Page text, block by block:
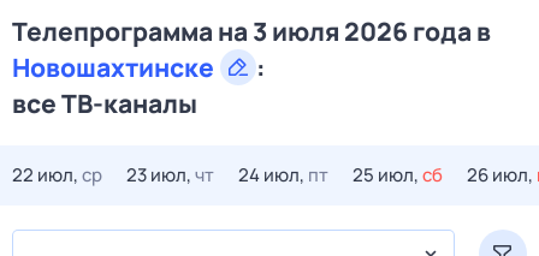
Телепрограмма на 3 июля 2026 года в
Новошахтинске
:
все ТВ-каналы
22 июл,ср 23 июл,чт 24 июл, пт 25 июл,сб 26 июл,